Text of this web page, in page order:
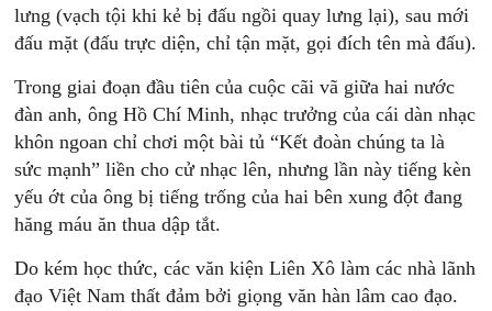
lưng (vạch tội khi kẻ bị đấu ngồi quay lưng lại), sau mới
đấu mặt (đấu trực diện, chỉ tận mặt, gọi đích tên mà đấu).
Trong giai đoạn đầu tiên của cuộc cãi vã giữa hai nước
đàn anh, ông Hồ Chí Minh, nhạc trưởng của cái dàn nhạc
khôn ngoan chỉ chơi một bài tủ “Kết đoàn chúng ta là
sức mạnh” liền cho cử nhạc lên, nhưng lần này tiếng kèn
yếu ớt của ông bị tiếng trống của hai bên xung đột đang
hăng máu ăn thua dập tắt.
Do kém học thức, các văn kiện Liên Xô làm các nhà lãnh
đạo Việt Nam thất đảm bởi giọng văn hàn lâm cao đạo.